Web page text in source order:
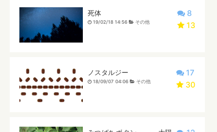
8
13
死体
19/02/18 14:56 その他
17
30
ノスタルジー
18/09/07 04:06 その他